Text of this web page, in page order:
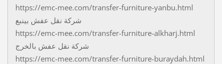
https://emc-mee.com/transfer-furniture-yanbu.html
شركة نقل عفش بينبع
https://emc-mee.com/transfer-furniture-alkharj.html
شركة نقل عفش بالخرج
https://emc-mee.com/transfer-furniture-buraydah.html